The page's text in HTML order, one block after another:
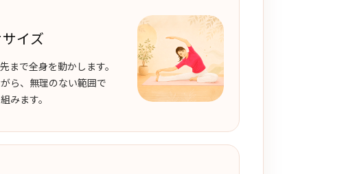
イズ
まで全身を動かします。
ら、無理のない範囲で
みます。